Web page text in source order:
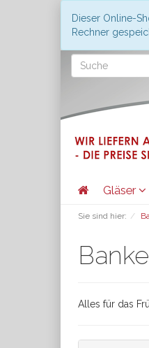
Dieser Online-
Rechner
Gläser
Sie sind hier:
Alles für das